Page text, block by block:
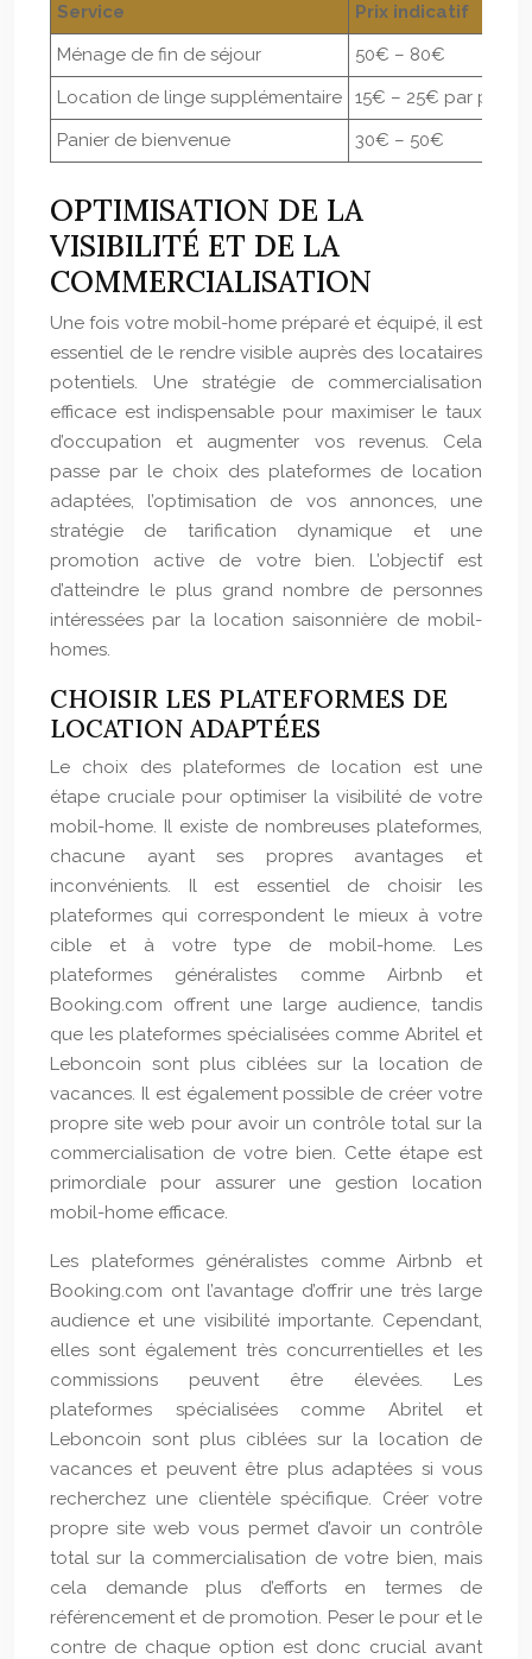
Service
Prix indicatif
Ménage de fin de séjour
50€ – 80€
Location de linge supplémentaire
15€ – 25€ par
Panier de bienvenue
30€ – 50€
OPTIMISATION DE LA
VISIBILITÉ ET DE LA
COMMERCIALISATION
Une fois votre mobil-home préparé et équipé, il est
essentiel de le rendre visible auprès des locataires
potentiels. Une stratégie de commercialisation
efficace est indispensable pour maximiser le taux
d’occupation et augmenter vos revenus. Cela
passe par le choix des plateformes de location
adaptées, l’optimisation de vos annonces, une
stratégie de tarification dynamique et une
promotion active de votre bien. L’objectif est
d’atteindre le plus grand nombre de personnes
intéressées par la location saisonnière de mobil-
homes.
CHOISIR LES PLATEFORMES DE
LOCATION ADAPTÉES
Le choix des plateformes de location est une
étape cruciale pour optimiser la visibilité de votre
mobil-home. Il existe de nombreuses plateformes,
chacune ayant ses propres avantages et
inconvénients. Il est essentiel de choisir les
plateformes qui correspondent le mieux à votre
cible et à votre type de mobil-home. Les
plateformes généralistes comme Airbnb et
Booking.com offrent une large audience, tandis
que les plateformes spécialisées comme Abritel et
Leboncoin sont plus ciblées sur la location de
vacances. Il est également possible de créer votre
propre site web pour avoir un contrôle total sur la
commercialisation de votre bien. Cette étape est
primordiale pour assurer une gestion location
mobil-home efficace.
Les plateformes généralistes comme Airbnb et
Booking.com ont l’avantage d’offrir une très large
audience et une visibilité importante. Cependant,
elles sont également très concurrentielles et les
commissions peuvent être élevées. Les
plateformes spécialisées comme Abritel et
Leboncoin sont plus ciblées sur la location de
vacances et peuvent être plus adaptées si vous
recherchez une clientèle spécifique. Créer votre
propre site web vous permet d’avoir un contrôle
total sur la commercialisation de votre bien, mais
cela demande plus d’efforts en termes de
référencement et de promotion. Peser le pour et le
contre de chaque option est donc crucial avant